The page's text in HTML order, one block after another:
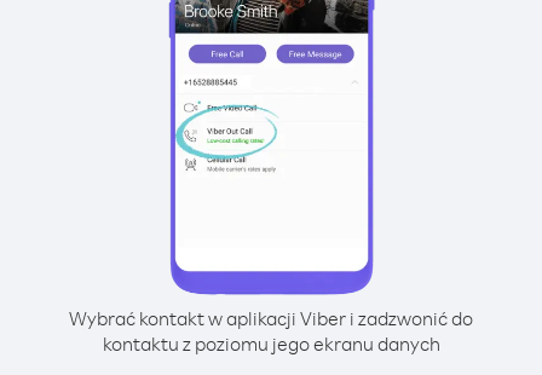
Wybrać kontakt w aplikacji Viber i zadzwonić do
kontaktu z poziomu jego ekranu danych